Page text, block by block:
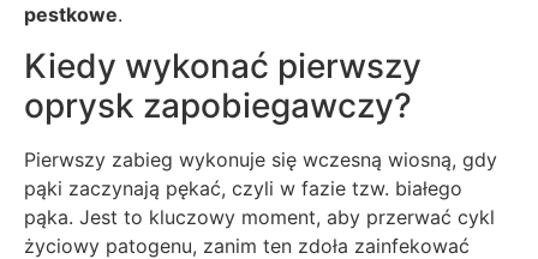
pestkowe.
Kiedy wykonać pierwszy
oprysk zapobiegawczy?
Pierwszy zabieg wykonuje się wczesną wiosną, gdy
pąki zaczynają pękać, czyli w fazie tzw. białego
pąka. Jest to kluczowy moment, aby przerwać cykl
życiowy patogenu, zanim ten zdoła zainfekować